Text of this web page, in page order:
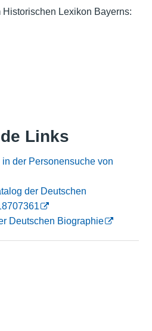
Historischen Lexikon Bayerns:
Links
in der Personensuche von
der Deutschen
Deutschen Biographie